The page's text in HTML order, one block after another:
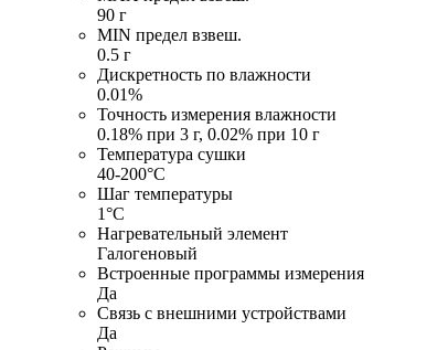
90 г
MIN предел взвеш.
0.5 г
Дискретность по влажности
0.01%
Точность измерения влажности
0.18% при 3 г, 0.02% при 10 г
Температура сушки
40-200°C
Шаг температуры
1°С
Нагревательный элемент
Галогеновый
Встроенные программы измерения
Да
Связь с внешними устройствами
Да